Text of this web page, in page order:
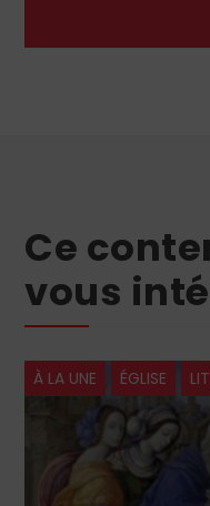
Ce
vous
À LA UNE ÉGLISE